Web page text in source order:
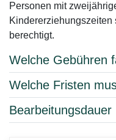
Personen mit
berechtigt.
Welche Gebühren
Welche Fristen
Bearbeitungsdauer